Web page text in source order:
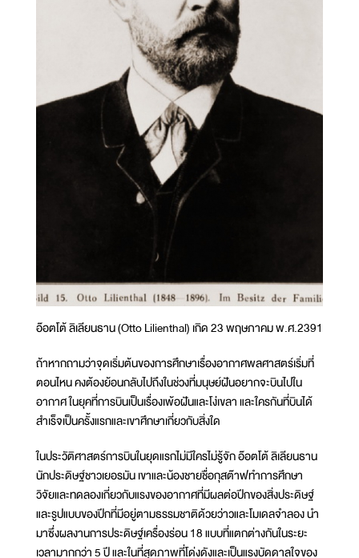
อ๊อตโต้ ลิเลียนธาน (Otto Lilienthal) เกิด 23 พฤษภาคม พ.ศ.2391
ถ้าหากถามว่าจุดเริ่มต้นของการศึกษาเรื่องอากาศพลศาสตร์เริ่มที่
ตอนไหน คงต้องย้อนกลับไปถึงในช่วงที่มนุษย์ฝันอยากจะบินไปใน
อากาศ ในยุคที่การบินเป็นเรื่องเพ้อฝันและโง่เขลา และใครกันที่บินได้
สำเร็จเป็นครั้งแรกและเขาศึกษาเกี่ยวกับสิ่งใด
ในประวัติศาสตร์การบินในยุดแรกไม่มีใครไม่รู้จัก อ๊อตโต้ ลิเลียนธาน
นักประดิษฐ์ชาวเยอรมัน เขาและน้องชายชื่อกุสต๊าฟทำการศึกษา
วิจัยและทดลองเกี่ยวกับแรงของอากาศที่มีผลต่อปีกของสิ่งประดิษฐ์
และรูปแบบของปีกที่มีอยู่ตามธรรมชาติด้วยว่าวและโมเดลจำลอง นำ
มาซึ่งผลงานการประดิษฐ์เครื่องร่อน 18 แบบที่แตกต่างกันในระยะ
เวลามากกว่า 5 ปี และในที่สุดภาพที่โด่งดังและเป็นแรงบัดดาลใจของ